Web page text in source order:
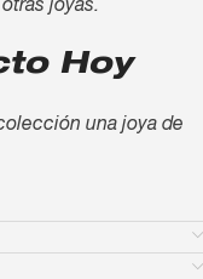
joyas.
Hoy
una joya de